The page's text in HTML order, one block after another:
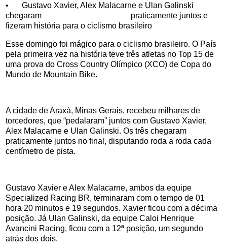
•
Gustavo Xavier, Alex Malacarne e Ulan Galinski
chegaram praticamente juntos e
fizeram história para o ciclismo brasileiro
Esse domingo foi mágico para o ciclismo brasileiro. O País
pela primeira vez na história teve três atletas no Top 15 de
uma prova do Cross Country Olímpico (XCO) de Copa do
Mundo de Mountain Bike.
A cidade de Araxá, Minas Gerais, recebeu milhares de
torcedores, que “pedalaram” juntos com Gustavo Xavier,
Alex Malacarne e Ulan Galinski. Os três chegaram
praticamente juntos no final, disputando roda a roda cada
centímetro de pista.
Gustavo Xavier e Alex Malacarne, ambos da equipe
Specialized Racing BR, terminaram com o tempo de 01
hora 20 minutos e 19 segundos. Xavier ficou com a décima
posição. Já Ulan Galinski, da equipe Caloi Henrique
Avancini Racing, ficou com a 12ª posição, um segundo
atrás dos dois.